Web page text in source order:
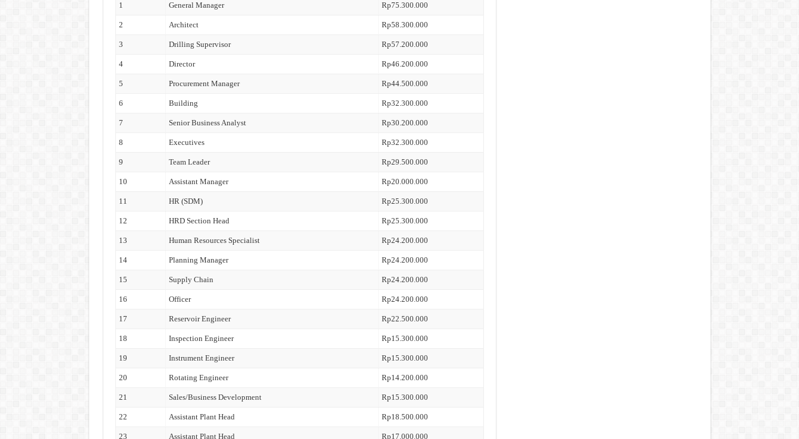
1 General Manager Rp75.300.000
2 Architect Rp58.300.000
3 Drilling Supervisor Rp57.200.000
4 Director Rp46.200.000
5 Procurement Manager Rp44.500.000
6 Building Rp32.300.000
7 Senior Business Analyst Rp30.200.000
8 Executives Rp32.300.000
9 Team Leader Rp29.500.000
10 Assistant Manager Rp20.000.000
11 HR (SDM) Rp25.300.000
12 HRD Section Head Rp25.300.000
13 Human Resources Specialist Rp24.200.000
14 Planning Manager Rp24.200.000
15 Supply Chain Rp24.200.000
16 Officer Rp24.200.000
17 Reservoir Engineer Rp22.500.000
18 Inspection Engineer Rp15.300.000
19 Instrument Engineer Rp15.300.000
20 Rotating Engineer Rp14.200.000
21 Sales/Business Development Rp15.300.000
22 Assistant Plant Head Rp18.500.000
23 Assistant Plant Head Rp17.000.000